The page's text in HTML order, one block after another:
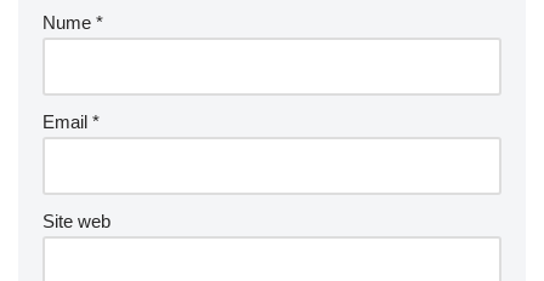
Nume *
Email *
Site web